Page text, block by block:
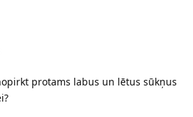
protams labus un lētus sūkņus